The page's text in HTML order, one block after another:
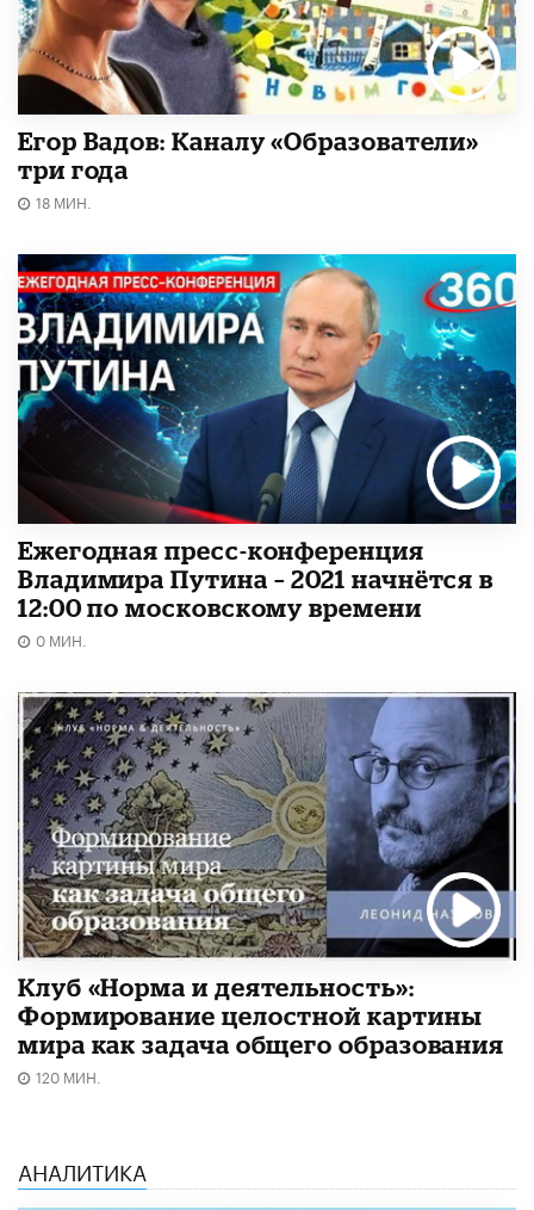
Егор Вадов: Каналу «Образователи»
три года
18 МИН.
Ежегодная пресс-конференция
Владимира Путина – 2021 начнётся в
12:00 по московскому времени
0 МИН.
Клуб «Норма и деятельность»:
Формирование целостной картины
мира как задача общего образования
120 МИН.
АНАЛИТИКА